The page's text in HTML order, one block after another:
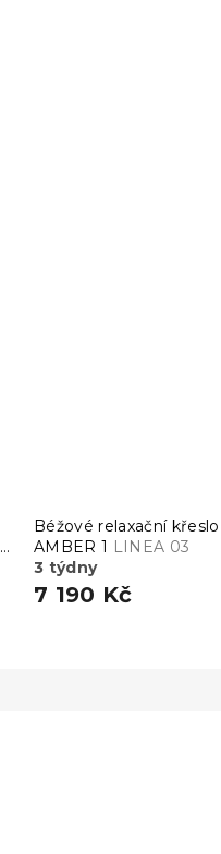
Béžové relaxační křeslo
AMBER 1 LINEA 03
3 týdny
7 190 Kč